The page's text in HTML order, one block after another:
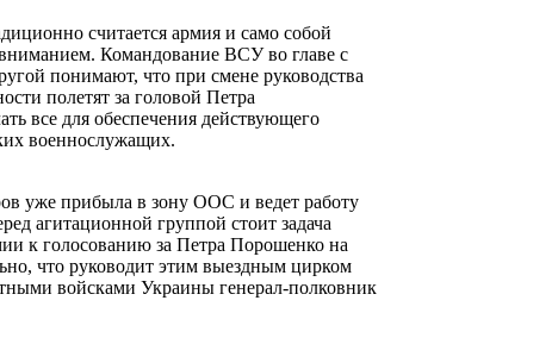
считается армия и само собой
Командование ВСУ во главе с
понимают, что при смене руководства
полетят за головой Петра
все для обеспечения действующего
военнослужащих.
уже прибыла в зону ООС и ведет работу
агитационной группой стоит задача
к голосованию за Петра Порошенко на
что руководит этим выездным цирком
войсками Украины генерал-полковник